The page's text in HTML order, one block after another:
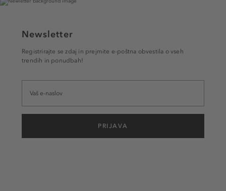
Newsletter
Registrirajte se zdaj in prejmite e-poštna obvestila o vseh
trendih in ponudbah!
PRIJAVA